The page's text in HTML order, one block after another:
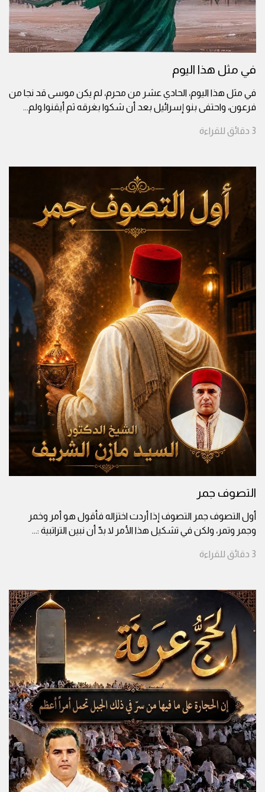
في مثل هذا اليوم
في مثل هذا اليوم، الحادي عشر من محرم، لم يكن موسى قد نجا من
فرعون، واحتفى بنو إسرائيل بعد أن شكوا بغرقه ثم أيقنوا.ولم...
3 دقائق للقراءة
التصوف جمر
أول التصوف جمر التصوف إذا أردت اختزاله فأقول هو أمر وخمر
وجمر وتمر، ولكن في تشكيل هذا الأمر لا بدّ أن نبين التراتبية :...
3 دقائق للقراءة